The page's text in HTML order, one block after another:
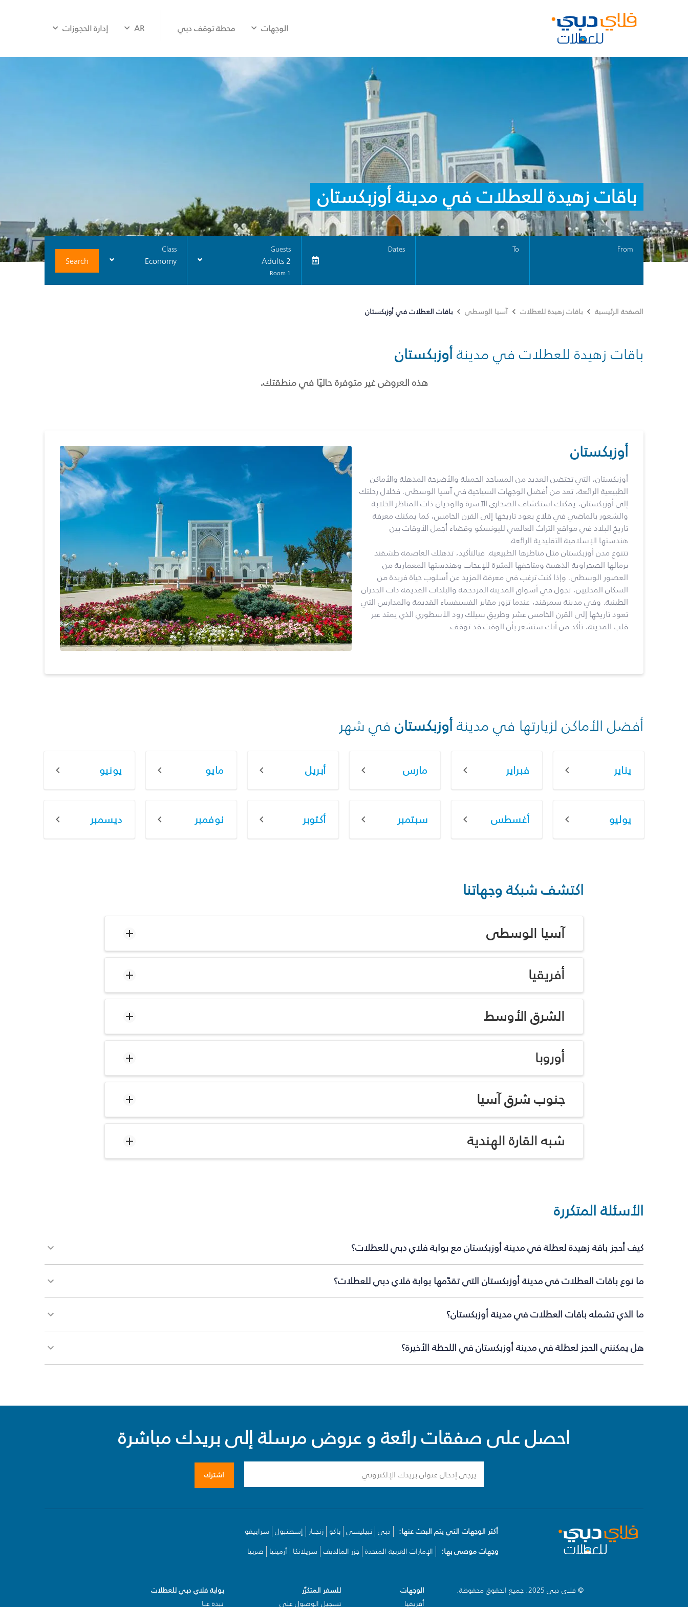
الوجهات محطة توقف دبي AR إدارة الحجوزات
باقات زهيدة للعطلات في مدينة أوزبكستان
From
To
Dates
Guests
2 Adults
1 Room
Class
Economy
Search
الصفحة الرئيسية باقات زهيدة للعطلات آسيا الوسطى باقات العطلات في أوزبكستان
باقات زهيدة للعطلات في مدينةأوزبكستان
هذه العروض غير متوفرة حاليًا في منطقتك.
أوزبكستان
أوزبكستان، التي تحتضن العديد من المساجد الجميلة والأضرحة المذهلة والأماكن
الطبيعية الرائعة، تعد من أفضل الوجهات السياحية في آسيا الوسطى. فخلال رحلتك
إلى أوزبكستان، يمكنك استكشاف الصحارى الآسرة والوديان ذات المناظر الخلابة
والشعور بالماضي في قلاع يعود تاريخها إلى القرن الخامس، كما يمكنك معرفة
تاريخ البلاد في مواقع التراث العالمي لليونسكو وقضاء أجمل الأوقات بين
هندستها الإسلامية التقليدية الرائعة.
تتنوع مدن أوزبكستان مثل مناظرها الطبيعية. فبالتأكيد، تذهلك العاصمة طشقند
برمالها الصحراوية الذهبية ومتاحفها المثيرة للإعجاب وهندستها المعمارية من
العصور الوسطى. وإذا كنت ترغب في معرفة المزيد عن أسلوب حياة فريدة من
السكان المحليين، تجول في أسواق المدينة المزدحمة والبلدات القديمة ذات الجدران
الطينية. وفي مدينة سمرقند، عندما تزور مقابر الفسيفساء القديمة والمدارس التي
تعود تاريخها إلى القرن الخامس عشر وطريق سيلك رود الأسطوري الذي يمتد عبر
قلب المدينة، تأكد من أنك ستشعر بأن الوقت قد توقف.
أفضل الأماكن لزيارتها في مدينةأوزبكستان في شهر
يناير فبراير مارس أبريل مايو يونيو
يوليو أغسطس سبتمبر أكتوبر نوفمبر ديسمبر
اكتشف شبكة وجهاتنا
آسيا الوسطى
أفريقيا
الشرق الأوسط
أوروبا
جنوب شرق آسيا
شبه القارة الهندية
الأسئلة المتكررة
كيف أحجز باقة زهيدة لعطلة في مدينة أوزبكستان مع بوابة فلاي دبي للعطلات؟
ما نوع باقات العطلات في مدينة أوزبكستان التي تقدّمها بوابة فلاي دبي للعطلات؟
ما الذي تشمله باقات العطلات في مدينة أوزبكستان؟
هل يمكنني الحجز لعطلة في مدينة أوزبكستان في اللحظة الأخيرة؟
احصل على صفقات رائعة و عروض مرسلة إلى بريدك مباشرة
اشترك
أكثر الوجهات التي يتم البحث عنها: دبي تبيليسي باكو زنجبار إسطنبول سراييفو
وجهات موصى بها:
الإمارات العربية المتحدة جزر المالديف سريلانكا أرمينيا صربيا
© فلاي دبي 2025. جميع الحقوق محفوظة.
الوجهات
أفريقيا
للسفر المتكرّر
تسجيل الوصول على
بوابة فلاي دبي للعطلات
نبذة عنا